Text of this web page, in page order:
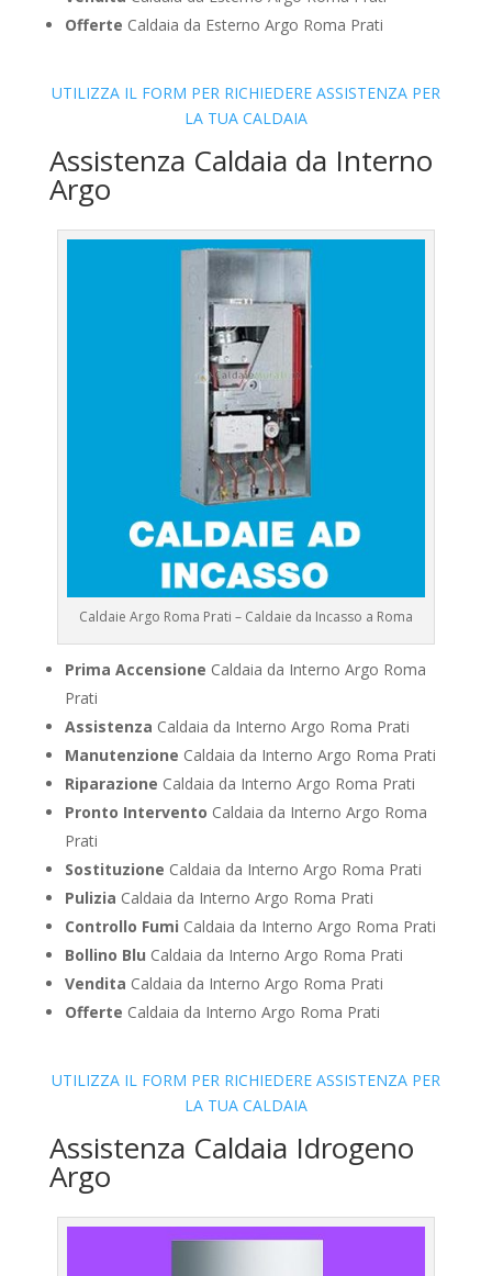
Offerte Caldaia da Esterno Argo Roma Prati
UTILIZZA IL FORM PER RICHIEDERE ASSISTENZA PER
LA TUA CALDAIA
Assistenza Caldaia da Interno
Argo
Caldaie Argo Roma Prati – Caldaie da Incasso a Roma
Prima Accensione Caldaia da Interno Argo Roma
Prati
Assistenza Caldaia da Interno Argo Roma Prati
Manutenzione Caldaia da Interno Argo Roma Prati
Riparazione Caldaia da Interno Argo Roma Prati
Pronto Intervento Caldaia da Interno Argo Roma
Prati
Sostituzione Caldaia da Interno Argo Roma Prati
Pulizia Caldaia da Interno Argo Roma Prati
Controllo Fumi Caldaia da Interno Argo Roma Prati
Bollino Blu Caldaia da Interno Argo Roma Prati
Vendita Caldaia da Interno Argo Roma Prati
Offerte Caldaia da Interno Argo Roma Prati
UTILIZZA IL FORM PER RICHIEDERE ASSISTENZA PER
LA TUA CALDAIA
Assistenza Caldaia Idrogeno
Argo